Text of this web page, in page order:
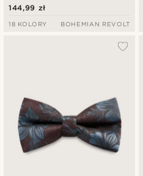
144,99 zł
18 KOLORY BOHEMIAN REVOLT